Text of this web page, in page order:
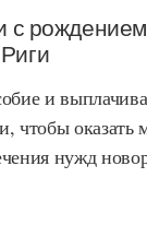
с
и
чтобы оказать
нужд